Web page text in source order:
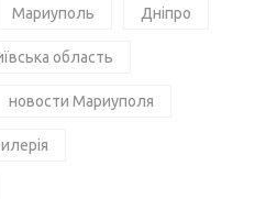
Мариуполь Дніпро
область
новости Мариуполя